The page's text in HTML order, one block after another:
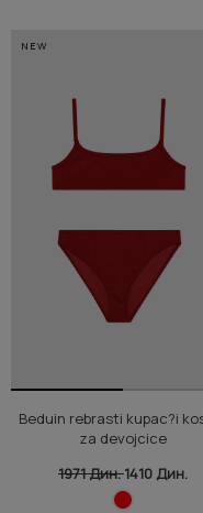
NEW
Beduin rebrasti kupac?i
za devojcice
1971 Дин.1410 Дин.